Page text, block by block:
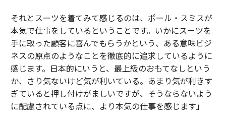
それとスーツを着てみて感じるのは、ポール・スミスが
本気で仕事をしているということです。いかにスーツを
手に取った顧客に喜んでもらうかという、ある意味ビジ
ネスの原点のようなことを徹底的に追求しているように
感じます。日本的にいうと、最上級のおもてなしという
か、さり気ないけど気が利いている。あまり気が利きす
ぎていると押し付けがましいですが、そうならないよう
に配慮されている点に、より本気の仕事を感じます」